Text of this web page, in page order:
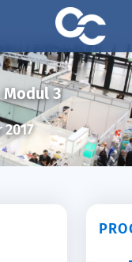
Modul 3